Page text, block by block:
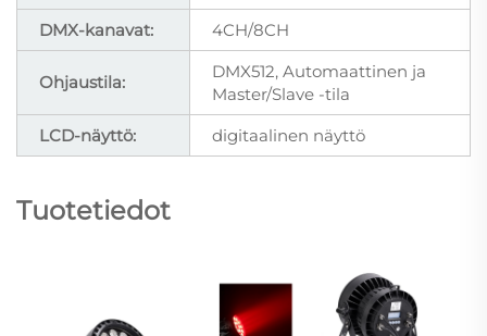
DMX-kanavat:
4CH/8CH
Ohjaustila:
DMX512, Automaattinen ja
Master/Slave -tila
LCD-näyttö:
digitaalinen näyttö
Tuotetiedot